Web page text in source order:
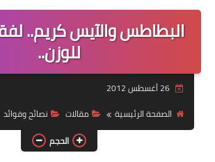
الرئيسية
أطباق
أطباق
مقبلات
البطاطس والآيس كريم..
للوزن..
26 أغسطس 2012
الصفحة الرئيسية
مقالات
نصائح وفوائد
الحجم